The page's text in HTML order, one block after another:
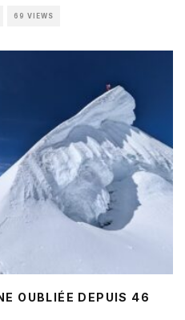
69 VIEWS
OUBLIÉE DEPUIS 46